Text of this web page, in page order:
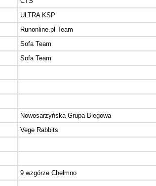
ULTRA KSP
Runonline.pl Team
Sofa Team
Sofa Team
Nowosarzyńska Grupa Biegowa
Vege Rabbits
9 wzgórze Chełmno